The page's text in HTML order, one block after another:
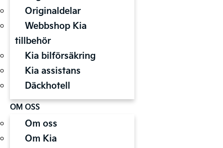
Originaldelar
Webbshop Kia
tillbehör
Kia bilförsäkring
Kia assistans
Däckhotell
OM OSS
Om oss
Om Kia